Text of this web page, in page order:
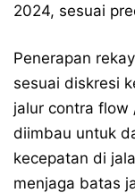
2024, sesuai
Penerapan
sesuai diskresi
jalur contra flow
diimbau untuk
kecepatan di
menjaga batas